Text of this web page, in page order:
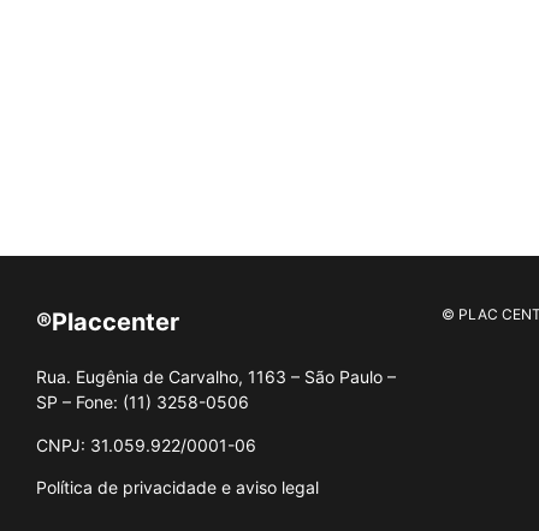
®Placcenter
Rua. Eugênia de Carvalho, 1163 – São Paulo –
SP – Fone: (11) 3258-0506
CNPJ: 31.059.922/0001-06
Política de privacidade e aviso legal
© PLAC